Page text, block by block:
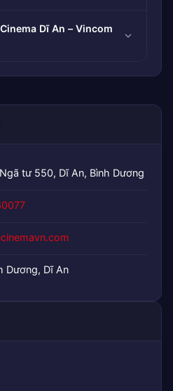
Dĩ An – Vincom
tư 550, Dĩ An, Bình Dương
Dương, Dĩ An